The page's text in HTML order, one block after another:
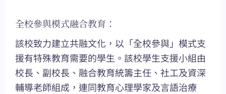
全校參與模式融合教育：
該校致力建立共融文化，以「全校參與」模式支
援有特殊教育需要的學生。該校學生支援小組由
校長、副校長、融合教育統籌主任、社工及資深
輔導老師組成，連同教育心理學家及言語治療